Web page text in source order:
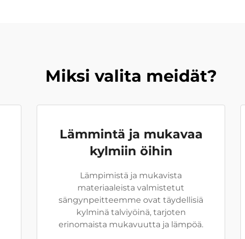
Miksi valita meidät?
Lämmintä ja mukavaa
kylmiin öihin
Lämpimistä ja mukavista
materiaaleista valmistetut
sängynpeitteemme ovat täydellisiä
kylminä talviyöinä, tarjoten
erinomaista mukavuutta ja lämpöä.